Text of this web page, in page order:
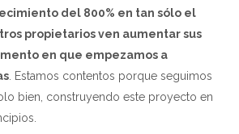
del 800% en tan sólo el
propietarios ven aumentar sus
en que empezamos a
. Estamos contentos porque seguimos
bien, construyendo este proyecto en